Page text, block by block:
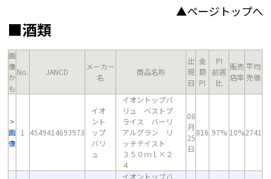
▲ページトップへ
■酒類
画
像
か
も
No. JANCD
メーカー
名
商品名称
出
現
日
金
額
PI
PI
前週
比
販売
店率
平均
売価
画
像
1 4549414693973
イオ
ント
ップ
バリ
ュ
イオントップバ
リュ ベストプ
ライス バーリ
アルグラン リ
ッチテイスト
３５０ｍｌ×２
４
08
月
25
日
816 97% 10%2741
イオントップバ